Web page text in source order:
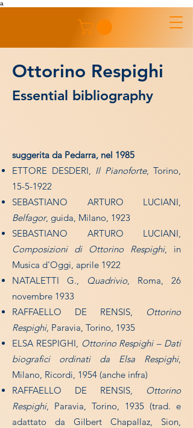
a
Ottorino Respighi
Essential bibliography
suggerita da Pedarra, nel 1985
ETTORE DESDERI, Il Pianoforte, Torino,
15-5-1922
SEBASTIANO ARTURO LUCIANI,
Belfagor, guida, Milano, 1923
SEBASTIANO ARTURO LUCIANI,
Composizioni di Ottorino Respighi, in
Musica d'Oggi, aprile 1922
NATALETTI G.,
Quadrivio , Roma, 26
novembre 1933
RAFFAELLO DE RENSIS,
Ottorino
Respighi, Paravia, Torino, 1935
ELSA RESPIGHI,
Ottorino Respighi – Dati
biografici ordinati da Elsa Respighi,
Milano, Ricordi, 1954 (anche infra)
RAFFAELLO DE RENSIS,
Ottorino
Respighi, Paravia, Torino, 1935 (trad. e
adattato da Gilbert Chapallaz, Sion,